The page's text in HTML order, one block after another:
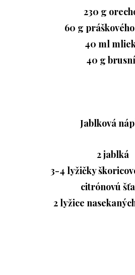
230 g
60 g
40 ml
40 g
Jablková
2 jablká
3-4 lyžičky
citrónovú
2 lyžice